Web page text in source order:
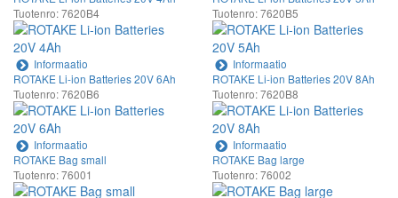
Tuotenro: 7620B4
Informaatio
Tuotenro: 7620B5
Informaatio
ROTAKE Li-ion Batteries 20V 6Ah
Tuotenro: 7620B6
Informaatio
ROTAKE Li-ion Batteries 20V 8Ah
Tuotenro: 7620B8
Informaatio
ROTAKE Bag small
Tuotenro: 76001
ROTAKE Bag large
Tuotenro: 76002